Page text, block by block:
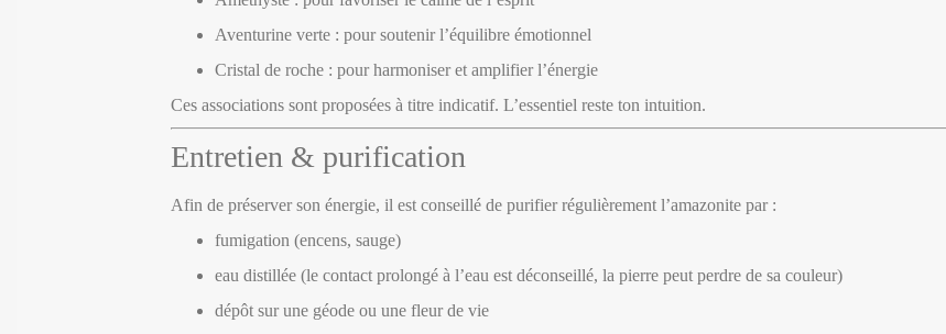
Aventurine verte : pour soutenir l’équilibre émotionnel
Cristal de roche : pour harmoniser et amplifier l’énergie
Ces associations sont proposées à titre indicatif. L’essentiel reste ton intuition.
Entretien & purification
Afin de préserver son énergie, il est conseillé de purifier régulièrement l’amazonite par :
fumigation (encens, sauge)
eau distillée (le contact prolongé à l’eau est déconseillé, la pierre peut perdre de sa couleur)
dépôt sur une géode ou une fleur de vie